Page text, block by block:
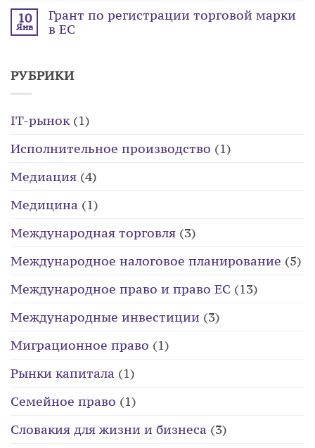
10
Янв
Грант по регистрации торговой марки
в ЕС
РУБРИКИ
IT-рынок(1)
Исполнительное производство (1)
Медиация (4)
Медицина (1)
Международная торговля (3)
Международное налоговое планирование (5)
Международное право и право ЕС (13)
Международные инвестиции (3)
Миграционное право (1)
Рынки капитала (1)
Семейное право (1)
Словакия для жизни и бизнеса (3)